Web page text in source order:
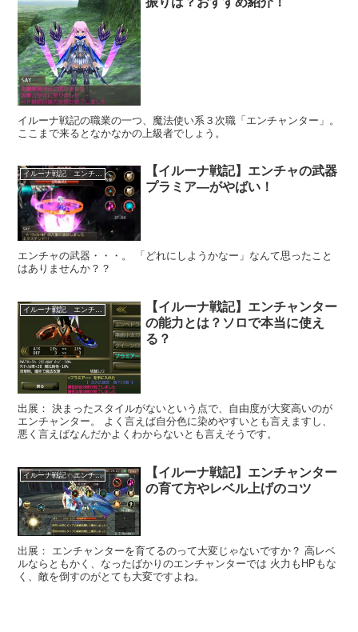
イルーナ戦記の職業の一つ、魔法使い系３次職「エンチャンター」。
ここまで来るとなかなかの上級者でしょう。
イルーナ戦記 エンチャンスター
【イルーナ戦記】エンチャの武器
プラミア―がやばい！
エンチャの武器・・・。 「どれにしようかなー」なんて思ったこと
はありませんか？？
イルーナ戦記 エンチャンスター
【イルーナ戦記】エンチャンター
の能力とは？ソロで本当に使え
る？
出展： 決まったスタイルがないという点で、自由度が大変高いのが
エンチャンター。 よく言えば自分色に染めやすいとも言えますし、
悪く言えばなんだかよくわからないとも言えそうです。
イルーナ戦記 エンチャンスター
【イルーナ戦記】エンチャンター
の育て方やレベル上げのコツ
出展： エンチャンターを育てるのって大変じゃないですか？ 高レベ
ルならともかく、なったばかりのエンチャンターでは 火力もHPもな
く、敵を倒すのがとても大変ですよね。